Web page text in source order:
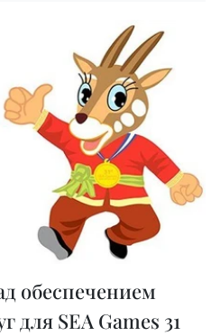
обеспечением
для SEA Games 31